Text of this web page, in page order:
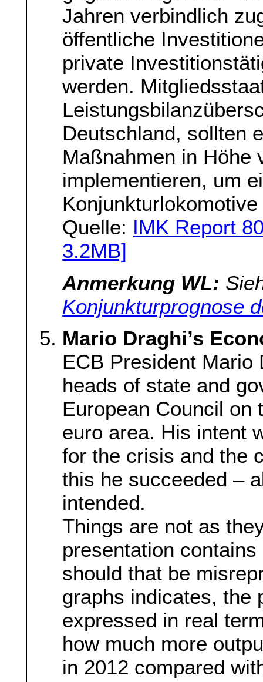
Jahren verbindlich
öffentliche
private
werden.
Deutschland, sollten
Maßnahmen in Höhe
implementieren, um
Quelle: IMK Report
3.2MB]
Anmerkung WL:
Konjunkturprognose
Mario Draghi’s
ECB President Mario
heads of state and
European Council on
euro area. His intent
for the crisis and the
this he succeeded –
intended.
Things are not as
presentation
should that be
graphs indicates, the
expressed in real
how much more
in 2012 compared